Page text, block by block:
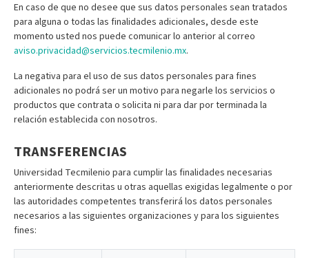
En caso de que no desee que sus datos personales sean tratados
para alguna o todas las finalidades adicionales, desde este
momento usted nos puede comunicar lo anterior al correo
aviso.privacidad@servicios.tecmilenio.mx.
La negativa para el uso de sus datos personales para fines
adicionales no podrá ser un motivo para negarle los servicios o
productos que contrata o solicita ni para dar por terminada la
relación establecida con nosotros.
TRANSFERENCIAS
Universidad Tecmilenio para cumplir las finalidades necesarias
anteriormente descritas u otras aquellas exigidas legalmente o por
las autoridades competentes transferirá los datos personales
necesarios a las siguientes organizaciones y para los siguientes
fines: